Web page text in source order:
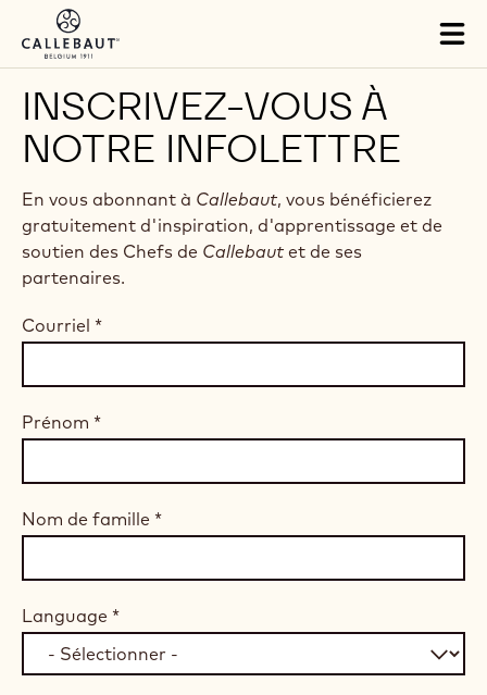
Skip to main content
INSCRIVEZ-VOUS À
NOTRE INFOLETTRE
En vous abonnant à Callebaut, vous bénéficierez
gratuitement d'inspiration, d'apprentissage et de
soutien des Chefs de Callebaut et de ses
partenaires.
Courriel *
Prénom *
Nom de famille *
Language *